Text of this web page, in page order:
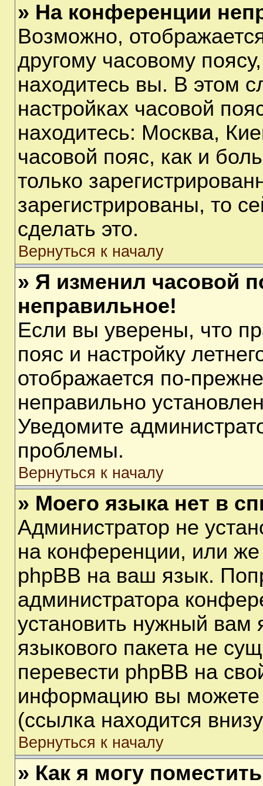
» На конференции
Возможно,
другому часовому
находитесь вы. В этом
настройках часовой
находитесь: Москва,
часовой пояс, как и
только
зарегистрированы, то
сделать это.
Вернуться к началу
» Я изменил часовой
неправильное!
Если вы уверены, что
пояс и настройку
отображается по-
неправильно
Уведомите
проблемы.
Вернуться к началу
» Моего языка нет в
Администратор не
на конференции, или же
phpBB на ваш язык.
администратора
установить нужный вам
языкового пакета не
перевести phpBB на
информацию вы можете
(ссылка находится
Вернуться к началу
» Как я могу